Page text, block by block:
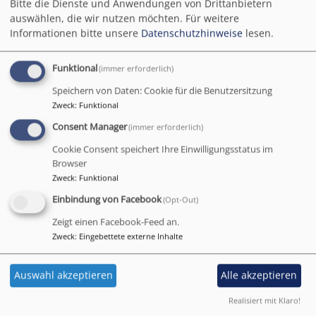
Musica Mauritiana – ein Name mit mehreren
Bedeutungen:
Musica Mauritiana
Musikveranstaltungen in der Coburger St. Moriz-
Förderverein Musica Mauritiana e.V.
hat sich zum Ziel gesetzt, die Konzerte des Coburger
Bachchores und der Reihe Musica Mauritiana zu
unterstützen. Wollen Sie Mitglied werden?
Stiftung Musica Mauritiana– Musik braucht
Nachhaltigkeit! Auch in nachfolgenden Generationen
soll das musikalische Gotteslob in reicher Fülle
verkündet werden.
Bitte die Dienste und Anwendungen von Drittanbietern
auswählen, die wir nutzen möchten. Für weitere
Informationen bitte unsere Datenschutzhinweise lesen.
Funktional(immer erforderlich)
Speichern von Daten: Cookie für die Benutzersitzung
Zweck: Funktional
Consent Manager(immer erforderlich)
Cookie Consent speichert Ihre Einwilligungsstatus im
Browser
Zweck: Funktional
Einbindung von Facebook(Opt-Out)
Zeigt einen Facebook-Feed an.
Zweck: Eingebettete externe Inhalte
Auswahl akzeptieren Alle akzeptieren
Realisiert mit Klaro!